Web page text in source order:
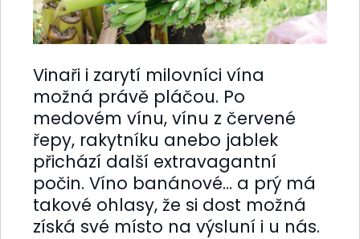
Vinaři i zarytí milovníci vína
možná právě pláčou. Po
medovém vínu, vínu z červené
řepy, rakytníku anebo jablek
přichází další extravagantní
počin. Víno banánové… a prý má
takové ohlasy, že si dost možná
získá své místo na výsluní i u nás.